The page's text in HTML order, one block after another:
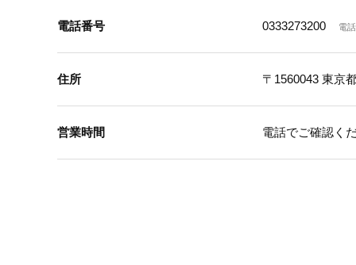
電話番号 0333273200 電
住所 〒1560043 東京
営業時間 電話でご確認く